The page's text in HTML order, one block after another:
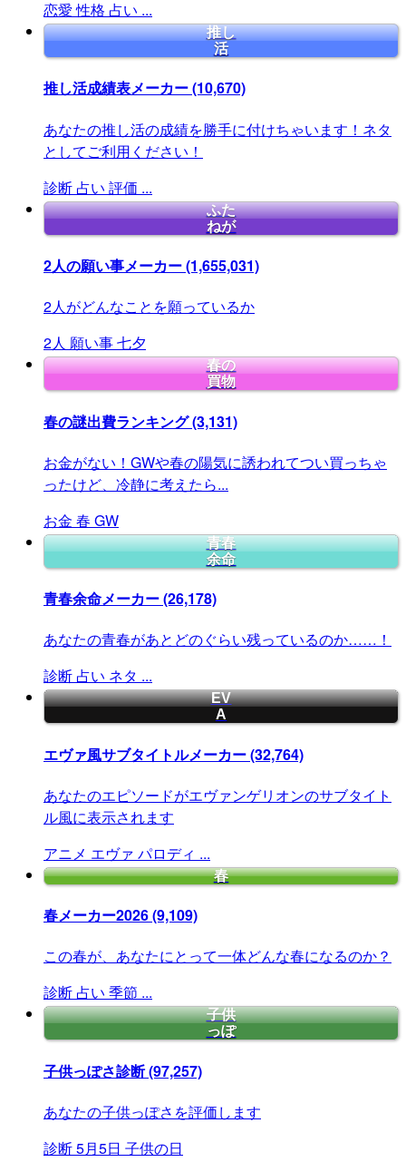
恋愛 性格 占い ...
推し
活
推し活成績表メーカー(10,670)
あなたの推し活の成績を勝手に付けちゃいます！ネタ
としてご利用ください！
診断 占い 評価 ...
ふた
ねが
2人の願い事メーカー(1,655,031)
2人がどんなことを願っているか
2人 願い事七夕
春の
買物
春の謎出費ランキング(3,131)
お金がない！GWや春の陽気に誘われてつい買っちゃ
ったけど、冷静に考えたら...
お金 春 GW
青春
余命
青春余命メーカー(26,178)
あなたの青春があとどのぐらい残っているのか……！
診断 占い ネタ ...
EV
A
エヴァ風サブタイトルメーカー(32,764)
あなたのエピソードがエヴァンゲリオンのサブタイト
ル風に表示されます
アニメ エヴァ パロディ ...
春
春メーカー2026(9,109)
この春が、あなたにとって一体どんな春になるのか？
診断 占い 季節 ...
子供
っぽ
子供っぽさ診断(97,257)
あなたの子供っぽさを評価します
診断5月5日 子供の日